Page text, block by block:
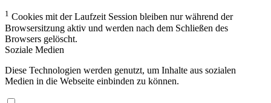
1 Cookies mit der Laufzeit Session bleiben nur während der
Browsersitzung aktiv und werden nach dem Schließen des
Browsers gelöscht.
Soziale Medien
Diese Technologien werden genutzt, um Inhalte aus sozialen
Medien in die Webseite einbinden zu können.